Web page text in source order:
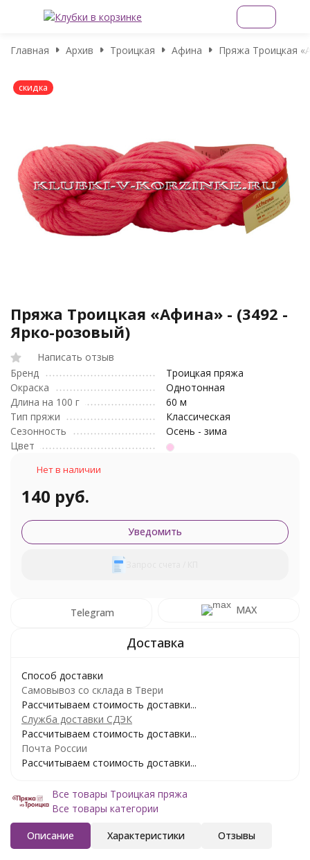
Главная Архив Троицкая Афина Пряжа Троицкая
скидка
Пряжа Троицкая «Афина» - (3492 -
Ярко-розовый)
Написать отзыв
Бренд
Троицкая пряжа
Окраска
Однотонная
Длина на 100 г
60 м
Тип пряжи
Классическая
Сезонность
Осень - зима
Цвет
Нет в наличии
140 руб.
Уведомить
Telegram MAX
Способ доставки
Самовывоз со склада в Твери
Рассчитываем стоимость доставки...
Служба доставки СДЭК
Рассчитываем стоимость доставки...
Почта России
Рассчитываем стоимость доставки...
Все товары Троицкая пряжа
Все товары категории
Описание Характеристики Отзывы